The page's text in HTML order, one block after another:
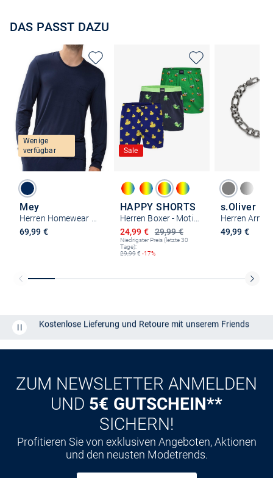
DAS PASST DAZU
Wenige
verfügbar
Mey
69,99 €
Sale
HAPPY SHORTS
29,99 €
Ermäßigter Preis
24,99 €
Niedrigster Preis (letzte 30
Tage):
29,99€ -17%
s.Oliver
49,99 €
Kostenlose Lieferung und Retoure mit unserem Friends
CLUB
Kauf aufRechnung
ZUM NEWSLETTER ANMELDEN
UND 5€ GUTSCHEIN**
SICHERN!
Profitieren Sie von exklusiven Angeboten, Aktionen
und den neusten Modetrends.